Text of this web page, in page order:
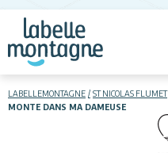
LABELLEMONTAGNE ST NICOLAS FLUMET
MONTE DANS MA DAMEUSE